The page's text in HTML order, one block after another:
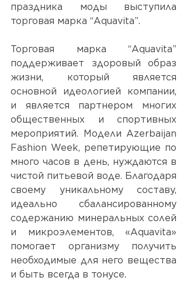
праздника моды выступила
торговая марка “Aquavita”.
Торговая марка “Aquavita”
поддерживает здоровый образ
жизни, который является
основной идеологией компании,
и является партнером многих
общественных и спортивных
мероприятий. Модели Azerbaijan
Fashion Week, репетирующие по
много часов в день, нуждаются в
чистой питьевой воде. Благодаря
своему уникальному составу,
идеально сбалансированному
содержанию минеральных солей
и микроэлементов, «Aquavita»
помогает организму получить
необходимые для него вещества
и быть всегда в тонусе.